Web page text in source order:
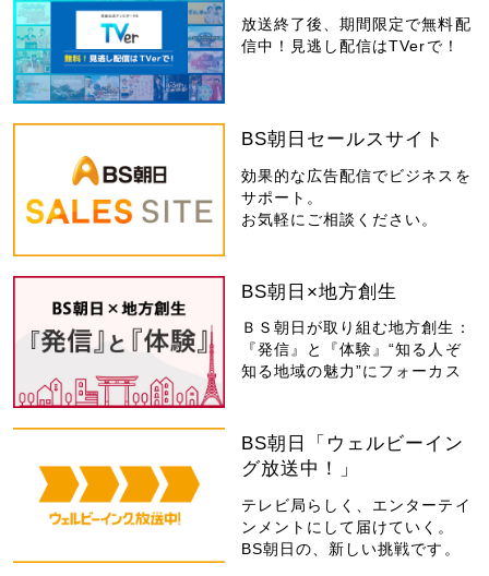
放送終了後、期間限定で無料配
信中！見逃し配信はTVerで！
BS朝日セールスサイト
効果的な広告配信でビジネスを
サポート。
お気軽にご相談ください。
BS朝日×地方創生
ＢＳ朝日が取り組む地方創生：
『発信』と『体験』“知る人ぞ
知る地域の魅力”にフォーカス
BS朝日「ウェルビーイン
グ放送中！」
テレビ局らしく、エンターテイ
ンメントにして届けていく。
BS朝日の、新しい挑戦です。